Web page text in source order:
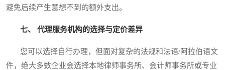
避免后续产生意想不到的额外支出。
七、 代理服务机构的选择与定价差异
您可以选择自行办理，但面对复杂的法规和法语/阿拉伯语文
件，绝大多数企业会选择本地律师事务所、会计师事务所或专业